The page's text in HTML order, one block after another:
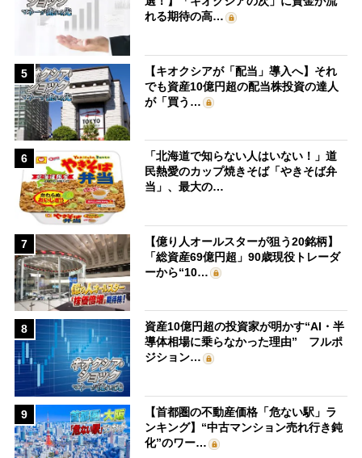
れる期待の高…
5
【キオクシアが「配当」導入へ】それ
でも資産10億円超の配当株投資の達人
が「買う…
6
「北海道で知らない人はいない！」道
民熱愛のカップ焼きそば「やきそば弁
当」、最大の…
7
【億り人オールスターが狙う20銘柄】
「総資産69億円超」90歳現役トレーダ
ーから“10…
8
資産10億円超の投資家が明かす“AI・半
導体相場に乗らなかった理由” フルポ
ジション…
9
【首都圏の不動産価格「危ない駅」ラ
ンキング】“中古マンション売れ行き鈍
化”のワー…